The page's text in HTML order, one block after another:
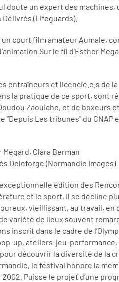
doute un expert des
(Lifeguards).
court film amateur Aumale,
Sur le fil d’Esther
entraîneurs et licencié.e.s de
la pratique de ce sport, sont
Zaouiche, et de boxeurs
"Depuis Les tribunes" du
Clara Berman
Deleforge (Normandie Images)
édition des
et le sport, il se décline
vieillissant, au travail,
variété de lieux souvent
inscrit dans le cadre de
up, ateliers-jeu-
découvrir la diversité de la
le festival honore la
Puisse le projet d’une